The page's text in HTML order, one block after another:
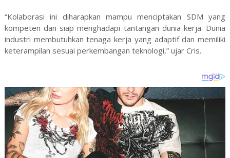
“Kolaborasi ini diharapkan mampu menciptakan SDM yang
kompeten dan siap menghadapi tantangan dunia kerja. Dunia
industri membutuhkan tenaga kerja yang adaptif dan memiliki
keterampilan sesuai perkembangan teknologi,” ujar Cris.